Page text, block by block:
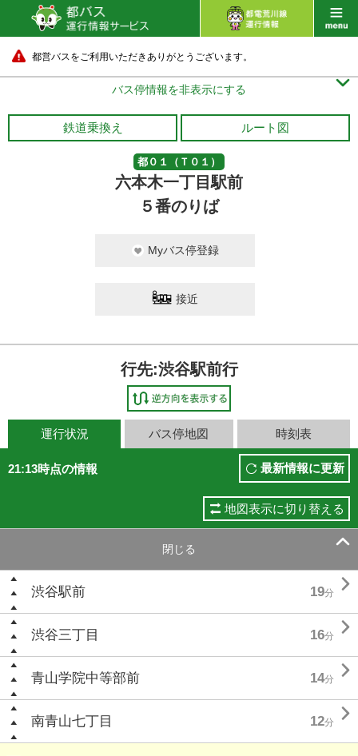
都営バスをご利用いただきありがとうございます。
バス停情報を非表示にする 
鉄道乗換え ルート図
都０１（Ｔ０１）
六本木一丁目駅前
５番のりば
Myバス停登録
接近
行先:渋谷駅前行
運行状況 バス停地図 時刻表
21:13時点の情報 最新情報に更新
地図表示に切り替える
閉じる 
渋谷駅前 19分 
渋谷三丁目 16分 
青山学院中等部前 14分 
南青山七丁目 12分 